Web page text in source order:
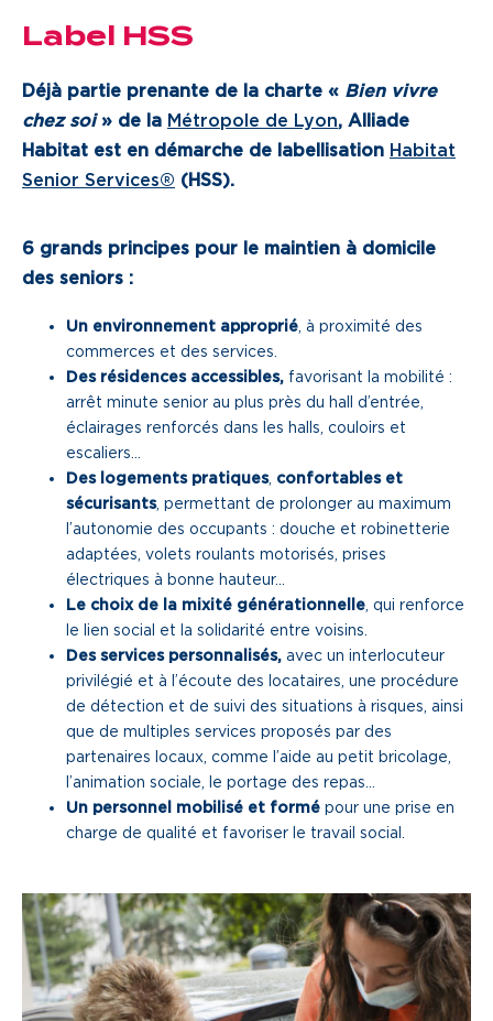
Label HSS
Déjà partie prenante de la charte « Bien vivre
chez soi» de la Métropole de Lyon, Alliade
Habitat est en démarche de labellisation Habitat
Senior Services® (HSS).
6 grands principes pour le maintien à domicile
des seniors :
Un environnement approprié , à proximité des
commerces et des services.
Des résidences accessibles, favorisant la mobilité :
arrêt minute senior au plus près du hall d’entrée,
éclairages renforcés dans les halls, couloirs et
escaliers…
Des logements pratiques, confortables et
sécurisants, permettant de prolonger au maximum
l’autonomie des occupants : douche et robinetterie
adaptées, volets roulants motorisés, prises
électriques à bonne hauteur…
Le choix de la mixité générationnelle , qui renforce
le lien social et la solidarité entre voisins.
Des services personnalisés, avec un interlocuteur
privilégié et à l’écoute des locataires, une procédure
de détection et de suivi des situations à risques, ainsi
que de multiples services proposés par des
partenaires locaux, comme l’aide au petit bricolage,
l’animation sociale, le portage des repas…
Un personnel mobilisé et formé pour une prise en
charge de qualité et favoriser le travail social.